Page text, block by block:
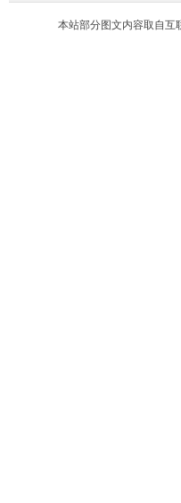
本站部分图文内容取自互